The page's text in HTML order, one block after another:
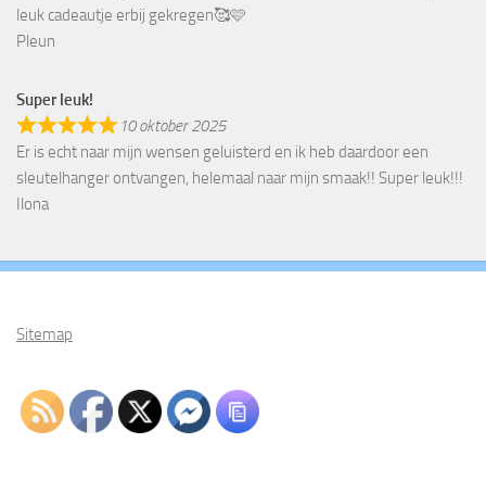
leuk cadeautje erbij gekregen🥰🩷
Pleun
Super leuk!
10 oktober 2025
Er is echt naar mijn wensen geluisterd en ik heb daardoor een
sleutelhanger ontvangen, helemaal naar mijn smaak!! Super leuk!!!
Ilona
Sitemap